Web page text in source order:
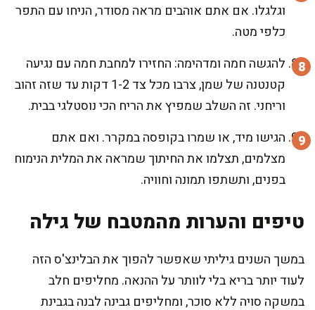
וגלגלו. אם אתם אוהבים מראה מסודר, הניחו עם התפר
כלפי מטה.
להגשה חמה ומדהימה: החזירו למחבת חמה עם נגיעה
קטנטנה של שמן, צרבו מכל צד 1-2 דקות עד שזה זהוב
וריחני. זה השלב שמפיץ את הריח הכי נוסטלגי בבית.
הגישו מיד, או שמרו בקופסה במקרר. ואם אתם
מצלמים, תצלמו את החיתוך שמראה את המלית הנימוח
בפנים, ותשתפו תמונה וחוויה.
טיפים והערות מהמטבח של גילה
במשך השנים גיליתי שאפשר להפוך את הבלינצ'ס הזה
לעוד יותר בריא בלי לוותר על ההנאה. מחליפים חלב
במשקה סויה ללא סוכר, ומחליפים גבינה לבנה בגבינת